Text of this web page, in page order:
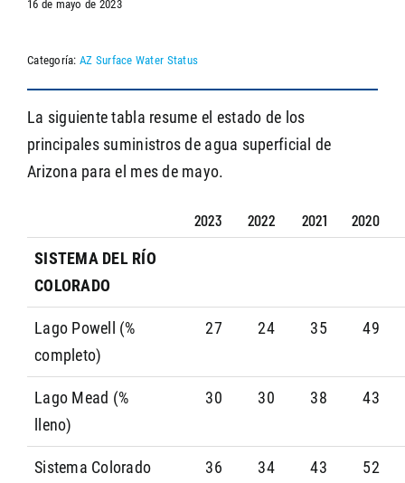
16 de mayo de 2023
Categoría: AZ Surface Water Status
La siguiente tabla resume el estado de los
principales suministros de agua superficial de
Arizona para el mes de mayo.
2023 2022 2021 2020
SISTEMA DEL RÍO
COLORADO
Lago Powell (%
completo)
27 24 35 49
Lago Mead (%
lleno)
30 30 38 43
Sistema Colorado
36 34 43 52